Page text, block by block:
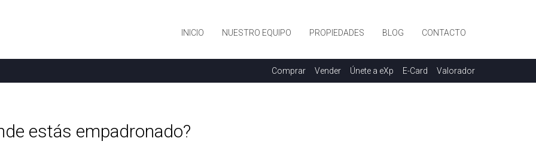
INICIO NUESTRO EQUIPO PROPIEDADES BLOG CONTACTO
Comprar Vender Únete a eXp E-Card Valorador
estás empadronado?